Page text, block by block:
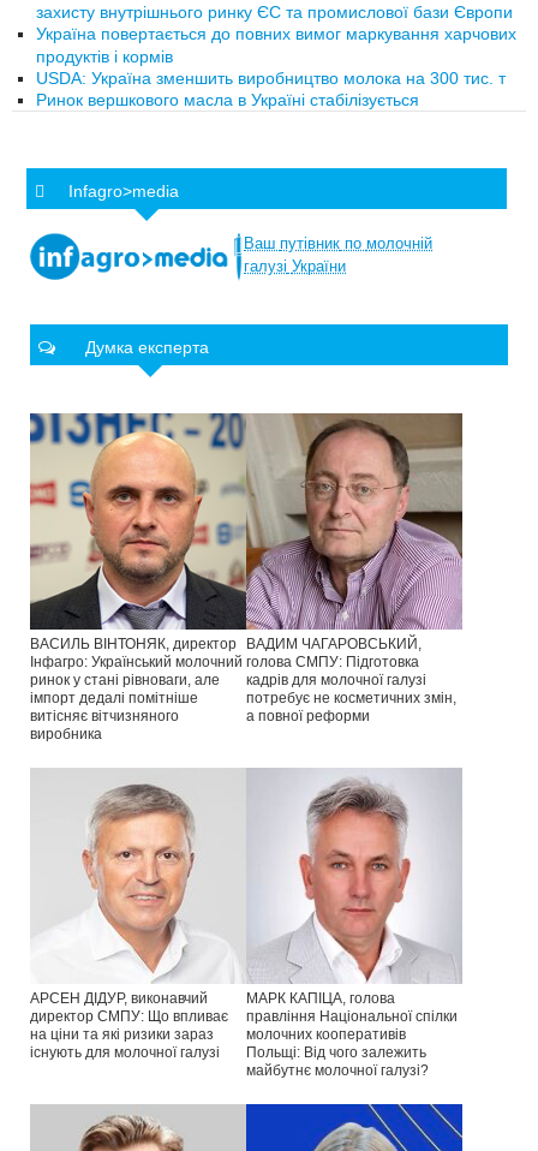
захисту внутрішнього ринку ЄС та промислової бази Європи
Україна повертається до повних вимог маркування харчових
продуктів і кормів
USDA: Україна зменшить виробництво молока на 300 тис. т
Ринок вершкового масла в Україні стабілізується
Infagro>media
Ваш путівник по молочній
галузі України
Думка експерта
ВАСИЛЬ ВІНТОНЯК, директор
Інфагро: Український молочний
ринок у стані рівноваги, але
імпорт дедалі помітніше
витісняє вітчизняного
виробника
ВАДИМ ЧАГАРОВСЬКИЙ,
голова СМПУ: Підготовка
кадрів для молочної галузі
потребує не косметичних змін,
а повної реформи
АРСЕН ДІДУР, виконавчий
директор СМПУ: Що впливає
на ціни та які ризики зараз
існують для молочної галузі
МАРК КАПІЦА, голова
правління Національної спілки
молочних кооперативів
Польщі: Від чого залежить
майбутнє молочної галузі?